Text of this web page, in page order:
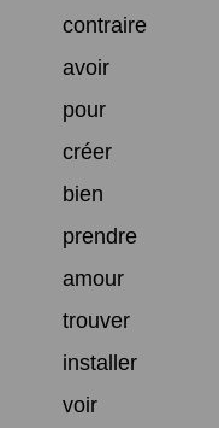
contraire
avoir
pour
créer
bien
prendre
amour
trouver
installer
voir